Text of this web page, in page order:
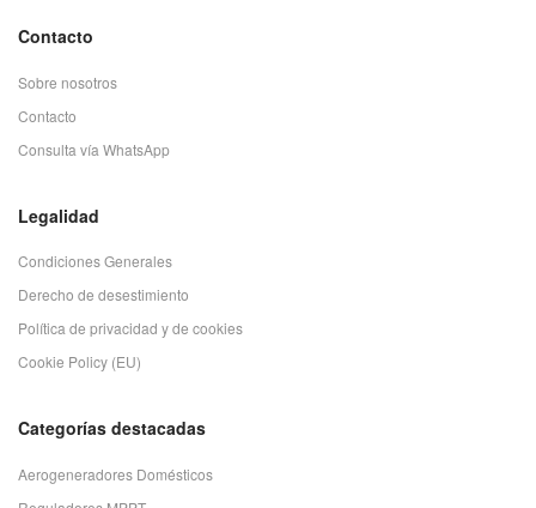
Contacto
Sobre nosotros
Contacto
Consulta vía WhatsApp
Legalidad
Condiciones Generales
Derecho de desestimiento
Política de privacidad y de cookies
Cookie Policy (EU)
Categorías destacadas
Aerogeneradores Domésticos